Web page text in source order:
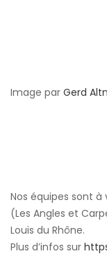
Image par Gerd
Nos équipes sont à
(Les Angles et
Louis du Rhône.
Plus d’infos sur